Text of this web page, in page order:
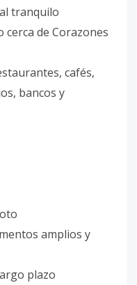
tranquilo
cerca de Corazones
cafés,
bancos y
amplios y
plazo